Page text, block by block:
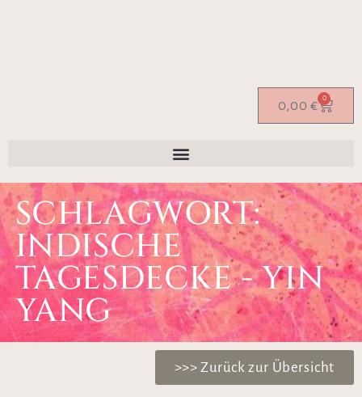
0,00 € 0
SCHLAGWORT:
INDISCHE
TAGESDECKE - YIN
YANG
>>> Zurück zur Übersicht